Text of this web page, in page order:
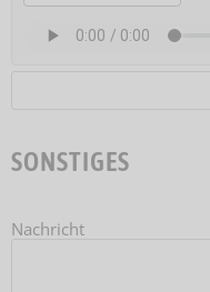
SONSTIGES
Nachricht